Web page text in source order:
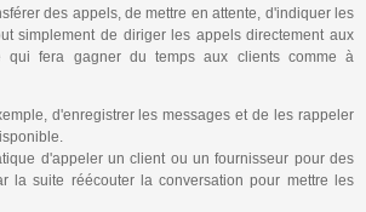
des appels, de mettre en attente, d'indiquer les
simplement de diriger les appels directement aux
qui fera gagner du temps aux clients comme à
d'enregistrer les messages et de les rappeler
d'appeler un client ou un fournisseur pour des
la suite réécouter la conversation pour mettre les